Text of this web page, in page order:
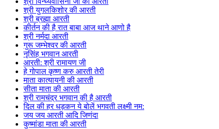
श्री युगलकिशोर की आरती
श्री ब्रह्मा आरती
कीर्तन की है रात बाबा आज थाने आणो है
श्री नर्मदा आरती
गुरू जम्भेश्वर की आरती
नृसिंह भगवान आरती
आरती: श्री रामायण जी
हे गोपाल कृष्ण करु आरती तेरी
माता कात्यायनी की आरती
सीता माता की आरती
श्री रामचंद्र भगवान की है आरती
दिल की हर धड़कन ये बोलें भगवती लक्ष्मी नम:
जय जय आरती आदि जिणंदा
कुष्मांडा माता की आरती